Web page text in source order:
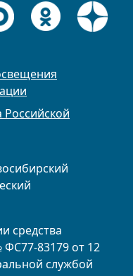
средства
83179 от 12
службой
Российской